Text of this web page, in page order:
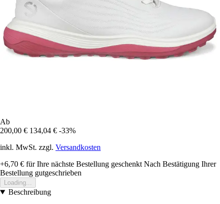
Ab
200,00 € 134,04 € -33%
inkl. MwSt. zzgl. Versandkosten
+6,70 € für Ihre nächste Bestellung geschenkt Nach Bestätigung Ihrer
Bestellung gutgeschrieben
Loading...
Beschreibung